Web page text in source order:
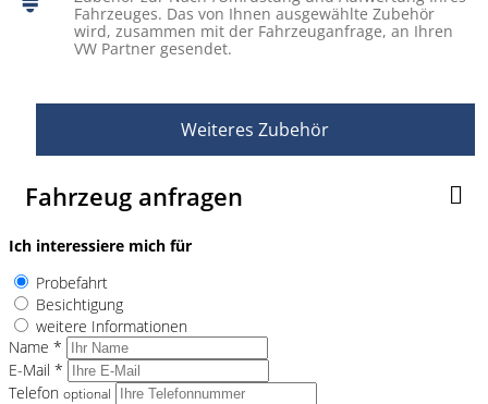
Fahrzeuges. Das von Ihnen ausgewählte Zubehör
wird, zusammen mit der Fahrzeuganfrage, an Ihren
VW Partner gesendet.
Weiteres Zubehör
Fahrzeug anfragen
Ich interessiere mich für
Probefahrt
Besichtigung
weitere Informationen
Name *
E-Mail *
Telefon optional